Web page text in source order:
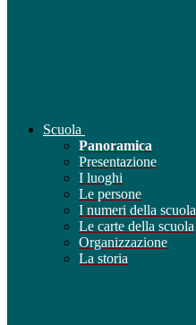
Scuola
Panoramica
Presentazione
I luoghi
Le persone
I numeri della scuola
Le carte della scuola
Organizzazione
La storia